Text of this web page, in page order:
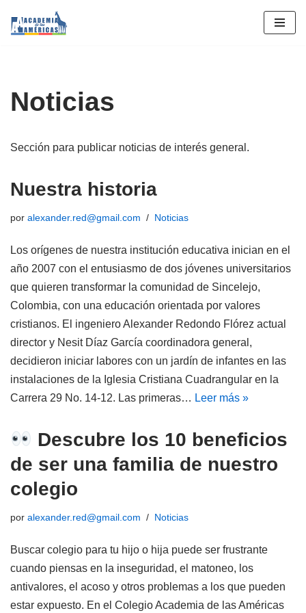
Saltar
Noticias
Sección para publicar noticias de interés general.
Nuestra historia
por alexander.red@gmail.com Noticias
Los orígenes de nuestra institución educativa inician en el
año 2007 con el entusiasmo de dos jóvenes universitarios
que quieren transformar la comunidad de Sincelejo,
Colombia, con una educación orientada por valores
cristianos. El ingeniero Alexander Redondo Flórez actual
director y Nesit Díaz García coordinadora general,
decidieron iniciar labores con un jardín de infantes en las
instalaciones de la Iglesia Cristiana Cuadrangular en la
Carrera 29 No. 14-12. Las primeras… Leer más »
Descubre los 10 beneficios
de ser una familia de nuestro
colegio
por alexander.red@gmail.com Noticias
Buscar colegio para tu hijo o hija puede ser frustrante
cuando piensas en la inseguridad, el matoneo, los
antivalores, el acoso y otros problemas a los que pueden
estar expuesto. En el Colegio Academia de las Américas